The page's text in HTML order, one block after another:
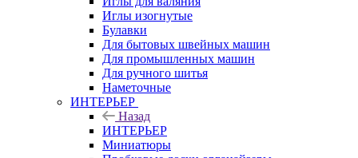
Иглы изогнутые
Булавки
Для бытовых швейных машин
Для промышленных машин
Для ручного шитья
Наметочные
ИНТЕРЬЕР
Назад
ИНТЕРЬЕР
Миниатюры